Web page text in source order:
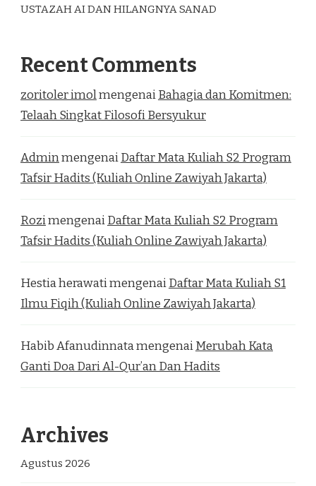
USTAZAH AI DAN HILANGNYA SANAD
Recent Comments
zoritoler imolmengenaiBahagia dan Komitmen:
Telaah Singkat Filosofi Bersyukur
AdminmengenaiDaftar Mata Kuliah S2 Program
Tafsir Hadits (Kuliah Online Zawiyah Jakarta)
RozimengenaiDaftar Mata Kuliah S2 Program
Tafsir Hadits (Kuliah Online Zawiyah Jakarta)
Hestia herawatimengenaiDaftar Mata Kuliah S1
Ilmu Fiqih (Kuliah Online Zawiyah Jakarta)
Habib AfanudinnatamengenaiMerubah Kata
Ganti Doa Dari Al-Qur’an Dan Hadits
Archives
Agustus 2026